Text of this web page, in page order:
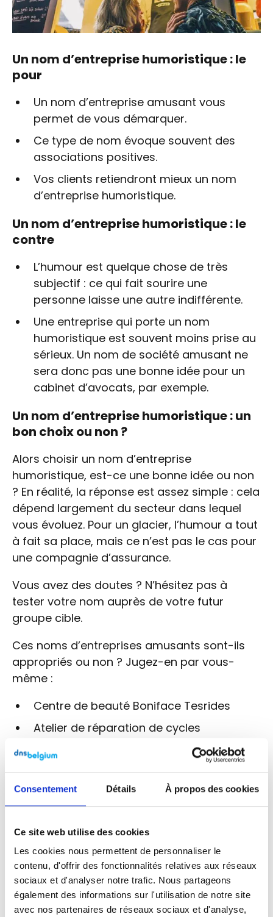
Consentement Détails À propos des cookies
Ce site web utilise des cookies
Les cookies nous permettent de personnaliser le
contenu, d'offrir des fonctionnalités relatives aux réseaux
sociaux et d'analyser notre trafic. Nous partageons
également des informations sur l'utilisation de notre site
avec nos partenaires de réseaux sociaux et d'analyse,
Un nom d’entreprise humoristique : le
pour
Un nom d’entreprise amusant vous
permet de vous démarquer.
Ce type de nom évoque souvent des
associations positives.
Vos clients retiendront mieux un nom
d’entreprise humoristique.
Un nom d’entreprise humoristique : le
contre
L’humour est quelque chose de très
subjectif : ce qui fait sourire une
personne laisse une autre indifférente.
Une entreprise qui porte un nom
humoristique est souvent moins prise au
sérieux. Un nom de société amusant ne
sera donc pas une bonne idée pour un
cabinet d’avocats, par exemple.
Un nom d’entreprise humoristique : un
bon choix ou non ?
Alors choisir un nom d’entreprise
humoristique, est-ce une bonne idée ou non
? En réalité, la réponse est assez simple : cela
dépend largement du secteur dans lequel
vous évoluez. Pour un glacier, l’humour a tout
à fait sa place, mais ce n’est pas le cas pour
une compagnie d’assurance.
Vous avez des doutes ? N’hésitez pas à
tester votre nom auprès de votre futur
groupe cible.
Ces noms d’entreprises amusants sont-ils
appropriés ou non ? Jugez-en par vous-
même :
Centre de beauté Boniface Tesrides
Atelier de réparation de cycles
Copywriter La Plume Affûtée
Spécialiste du stratifié Plint Eastwood
Pédicure Circé Lepied
Traiteur Quiche-ô-Maquiche
Vous envisagez un nom humoristique pour
votre entreprise ? Essayez l’une denos 14
techniques de brainstorming créatifet, une
fois votre nom imaginé, vérifiez si l’adresse